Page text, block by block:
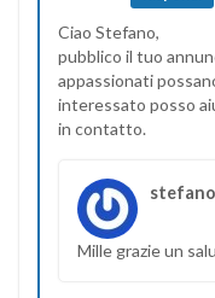
Ciao Stefano,
pubblico il tuo
appassionati
interessato posso
in contatto.
stefano
Mille grazie un